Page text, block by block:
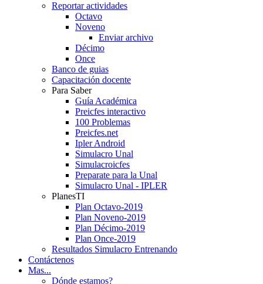
Reportar actividades
Octavo
Noveno
Enviar archivo
Décimo
Once
Banco de guias
Capacitación docente
Para Saber
Guía Académica
Preicfes interactivo
100 Problemas
Preicfes.net
Ipler Android
Simulacro Unal
Simulacroicfes
Preparate para la Unal
Simulacro Unal - IPLER
PlanesTI
Plan Octavo-2019
Plan Noveno-2019
Plan Décimo-2019
Plan Once-2019
Resultados Simulacro Entrenando
Contáctenos
Mas...
Dónde estamos?